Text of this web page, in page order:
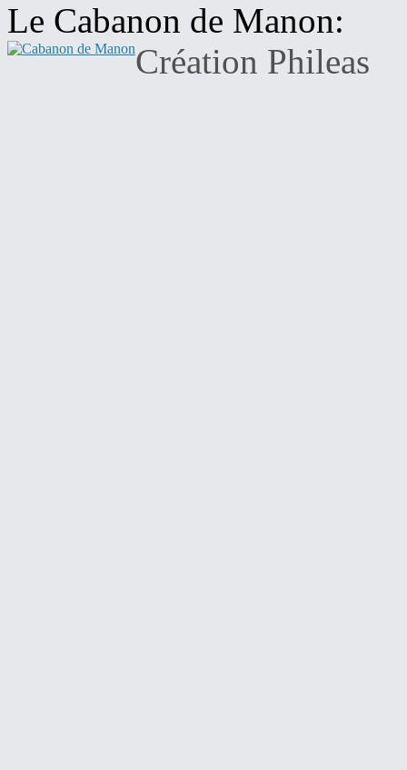
Le Cabanon de Manon:
Création Phileas